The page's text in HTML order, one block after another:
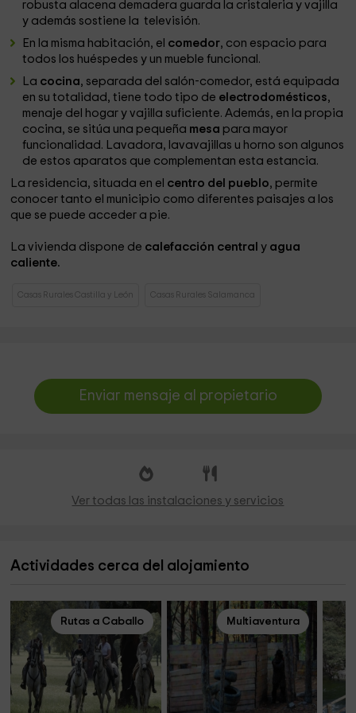
robusta alacena demadera guarda la cristaleria y vajilla
y además sostiene la televisión.
En la misma habitación, el comedor, con espacio para
todos los huéspedes y un mueble funcional.
La cocina, separada del salón-comedor, está equipada
en su totalidad, tiene todo tipo de electrodomésticos,
menaje del hogar y vajilla suficiente. Además, en la propia
cocina, se sitúa una pequeña mesa para mayor
funcionalidad. Lavadora, lavavajillas u horno son algunos
de estos aparatos que complementan esta estancia.
La residencia, situada en el centro del pueblo, permite
conocer tanto el municipio como diferentes paisajes a los
que se puede acceder a pie.
La vivienda dispone de calefacción centraly agua
caliente.
Casas Rurales Castilla y León Casas Rurales Salamanca
Enviar mensaje al propietario
Ver todas las instalaciones y servicios
Actividades cerca del alojamiento
Rutas a Caballo Multiaventura